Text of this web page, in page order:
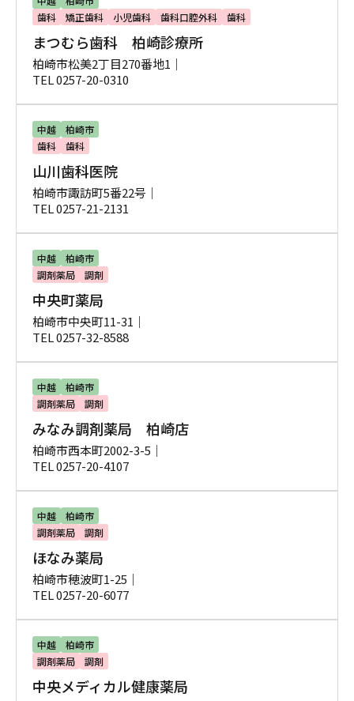
歯科
矯正歯科 小児歯科 歯科口腔外科 歯科
まつむら歯科 柏崎診療所
柏崎市松美2丁目270番地1｜
TEL 0257-20-0310
中越
柏崎市
歯科
歯科
山川歯科医院
柏崎市諏訪町5番22号｜
TEL 0257-21-2131
中越
柏崎市
調剤薬局
調剤
中央町薬局
柏崎市中央町11-31｜
TEL 0257-32-8588
中越
柏崎市
調剤薬局
調剤
みなみ調剤薬局 柏崎店
柏崎市西本町2002-3-5｜
TEL 0257-20-4107
中越
柏崎市
調剤薬局
調剤
ほなみ薬局
柏崎市穂波町1-25｜
TEL 0257-20-6077
中越
柏崎市
調剤薬局
調剤
中央メディカル健康薬局